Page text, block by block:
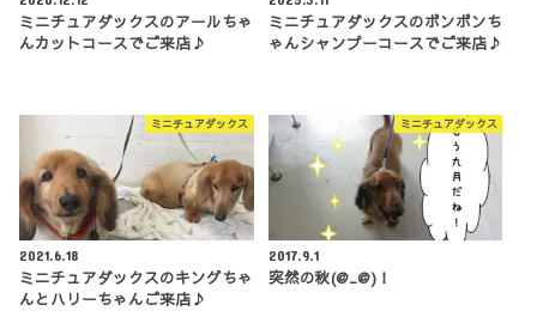
ミニチュアダックスのアールちゃ
んカットコースでご来店♪
ミニチュアダックスのボンボンち
ゃんシャンプーコースでご来店♪
ミニチュアダックス
2021.6.18
ミニチュアダックスのキングちゃ
んとハリーちゃんご来店♪
ミニチュアダックス
2017.9.1
突然の秋(@_@)！